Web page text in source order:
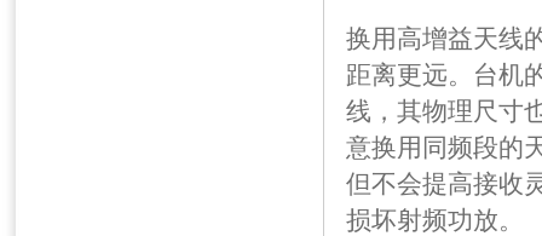
换用高增益天线
距离更远。台机
线，其物理尺寸
意换用同频段的
但不会提高接收
损坏射频功放。